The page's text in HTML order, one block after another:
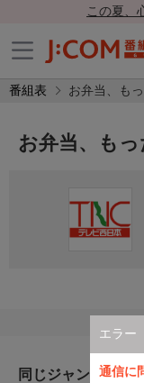
この夏、
番組表 お弁当、も
エラー
通信に
お弁当、もっ
同じジャンルのお